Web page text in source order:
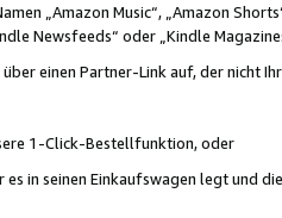
„Amazon Music“, „Amazon
Newsfeeds“ oder „Kindle
einen Partner-Link auf, der nicht
1-Click-Bestellfunktion, oder
in seinen Einkaufswagen legt und